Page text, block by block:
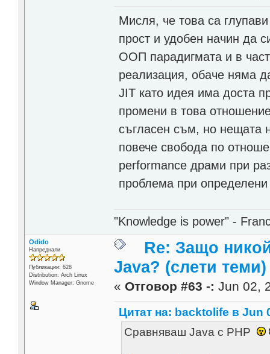
Мисля, че това са
прост и удобен начин да
ООП парадигмата и в
реализация, обаче няма
JIT като идея има доста
промени в това
съгласен съм, но нещата
повече свобода по
performance драми при
проблема при определени
"Knowledge is power" -
Odido
Напреднали
Публикации: 628
Distribution: Arch Linux
Window Manager: Gnome
Re: Защо
Java? (слети теми)
« Отговор #63 -: Jun 02,
Цитат на: backtolife в Jun
Сравняваш Java с PHP